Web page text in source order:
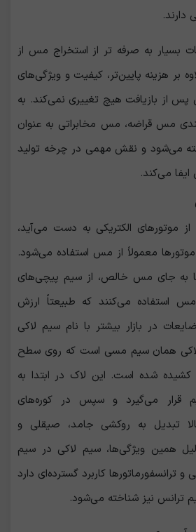
دارند.
بسیار به‌ صرفه‌ تر از استخراج مس از
بر هزینه پایین‌تر، کیفیت و ویژگی‌های
از بازیافت هیچ تغییری نمی‌کند. به
مس قراضه، مس مخابراتی به عنوان
می‌شود و نقش مهمی در چرخه تولید
می‌کند.
از موتورهای الکتریکی به دست می‌آید،
معمولاً از مس استفاده می‌شود.
به جای مس خالص، از سیم ‌پیچی‌های
استفاده می‌کنند که طبیعتاً ارزش
در بازار بیشتر با نام سیم لاکی
همان سیم مسی است که روی سطح
کشیده شده است. این لاک در ابتدا به
قرار می‌گیرد و سپس در کوره‌های
تبدیل به روکشی جامد، صیقلی و
همین ویژگی‌ها، سیم لاکی در سیم
ترانسفورماتورها کاربرد گسترده‌ای دارد
ترانس نیز شناخته می‌شود.